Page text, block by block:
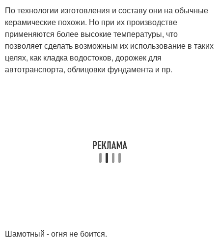
По технологии изготовления и составу они на обычные
керамические похожи. Но при их производстве
применяются более высокие температуры, что
позволяет сделать возможным их использование в таких
целях, как кладка водостоков, дорожек для
автотранспорта, облицовки фундамента и пр.
Шамотный - огня не боится.